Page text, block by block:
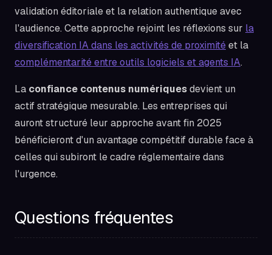
validation éditoriale et la relation authentique avec
l'audience. Cette approche rejoint les réflexions sur la
diversification IA dans les activités de proximitéet la
complémentarité entre outils logiciels et agents IA.
La confiance contenus numériquesdevient un
actif stratégique mesurable. Les entreprises qui
auront structuré leur approche avant fin 2025
bénéficieront d'un avantage compétitif durable face à
celles qui subiront le cadre réglementaire dans
l'urgence.
Questions fréquentes